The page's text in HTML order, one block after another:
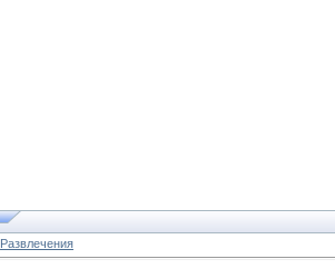
Развлечения